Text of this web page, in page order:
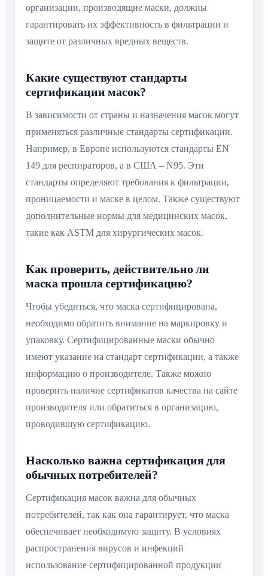
организации, производящие маски, должны
гарантировать их эффективность в фильтрации и
защите от различных вредных веществ.
Какие существуют стандарты
сертификации масок?
В зависимости от страны и назначения масок могут
применяться различные стандарты сертификации.
Например, в Европе используются стандарты EN
149 для респираторов, а в США – N95. Эти
стандарты определяют требования к фильтрации,
проницаемости и маске в целом. Также существуют
дополнительные нормы для медицинских масок,
такие как ASTM для хирургических масок.
Как проверить, действительно ли
маска прошла сертификацию?
Чтобы убедиться, что маска сертифицирована,
необходимо обратить внимание на маркировку и
упаковку. Сертифицированные маски обычно
имеют указание на стандарт сертификации, а также
информацию о производителе. Также можно
проверить наличие сертификатов качества на сайте
производителя или обратиться в организацию,
проводившую сертификацию.
Насколько важна сертификация для
обычных потребителей?
Сертификация масок важна для обычных
потребителей, так как она гарантирует, что маска
обеспечивает необходимую защиту. В условиях
распространения вирусов и инфекций
использование сертифицированной продукции